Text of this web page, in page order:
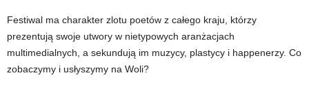
Festiwal ma charakter zlotu poetów z całego kraju, którzy
prezentują swoje utwory w nietypowych aranżacjach
multimedialnych, a sekundują im muzycy, plastycy i happenerzy. Co
zobaczymy i usłyszymy na Woli?